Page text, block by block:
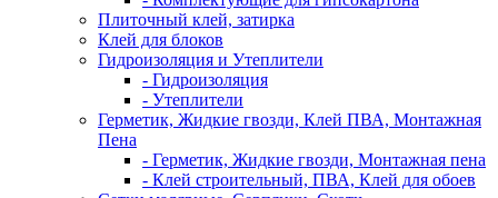
Плиточный клей, затирка
Клей для блоков
Гидроизоляция и Утеплители
- Гидроизоляция
- Утеплители
Герметик, Жидкие гвозди, Клей ПВА, Монтажная
Пена
- Герметик, Жидкие гвозди, Монтажная пена
- Клей строительный, ПВА, Клей для обоев